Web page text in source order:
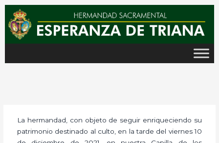
contenido
La hermandad, con objeto de seguir enriqueciendo su
patrimonio destinado al culto, en la tarde del viernes 10